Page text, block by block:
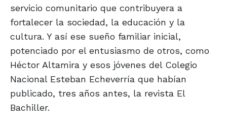
servicio comunitario que contribuyera a
fortalecer la sociedad, la educación y la
cultura. Y así ese sueño familiar inicial,
potenciado por el entusiasmo de otros, como
Héctor Altamira y esos jóvenes del Colegio
Nacional Esteban Echeverría que habían
publicado, tres años antes, la revista El
Bachiller.